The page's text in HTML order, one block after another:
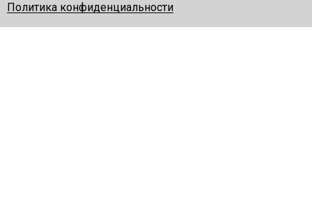
Политика конфиденциальности